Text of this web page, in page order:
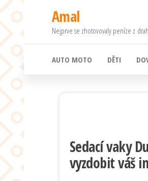
Přeskočit
na
obsah
Amal
Nejprve se zhotovovaly peníze z
AUTO MOTO DĚTI
Sedací vaky
vyzdobit váš